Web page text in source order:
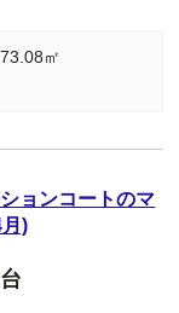
㎡
ョンコートのマ
)